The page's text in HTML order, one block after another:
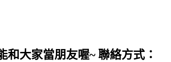
大家當朋友喔~ 聯絡方式：